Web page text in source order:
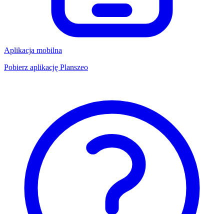
Aplikacja mobilna
Pobierz aplikację Planszeo